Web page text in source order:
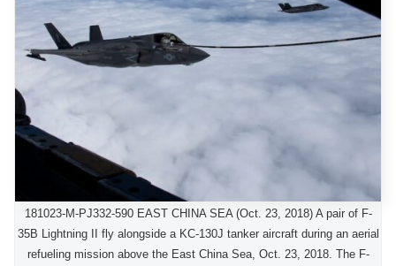
181023-M-PJ332-590 EAST CHINA SEA (Oct. 23, 2018) A pair of F-
35B Lightning II fly alongside a KC-130J tanker aircraft during an aerial
refueling mission above the East China Sea, Oct. 23, 2018. The F-